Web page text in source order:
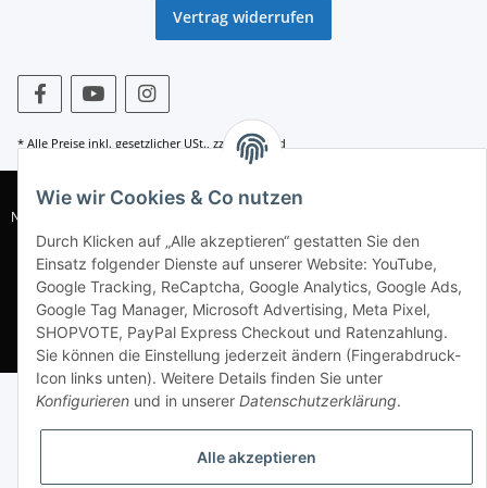
Vertrag widerrufen
* Alle Preise inkl. gesetzlicher USt., zzgl.Versand
© WACOR GmbH |AGB| Datenschutz|Widerrufsrecht
Nachhaltigkeitshinweise
Reg.-Nr. DE 49826838 | Sitemap
Alle Preise in EUR inkl. MwSt.,zzgl. Versandkosten * UVP = Unverbindliche
Preisangabe des Herstellers
Wie wir Cookies & Co nutzen
Durch Klicken auf „Alle akzeptieren“ gestatten Sie den
Einsatz folgender Dienste auf unserer Website: YouTube,
Google Tracking, ReCaptcha, Google Analytics, Google Ads,
Google Tag Manager, Microsoft Advertising, Meta Pixel,
SHOPVOTE, PayPal Express Checkout und Ratenzahlung.
Sie können die Einstellung jederzeit ändern (Fingerabdruck-
Icon links unten). Weitere Details finden Sie unter
Konfigurieren und in unserer Datenschutzerklärung.
Alle akzeptieren